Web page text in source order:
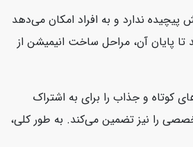
ندارد و به افراد امکان می‌دهد
تا پایان آن، مراحل ساخت انیمیشن از
کوتاه و جذاب را برای به اشتراک
را نیز تضمین می‌کند. به طور کلی،